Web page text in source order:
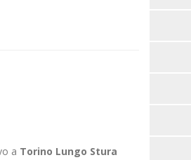
a Torino Lungo Stura